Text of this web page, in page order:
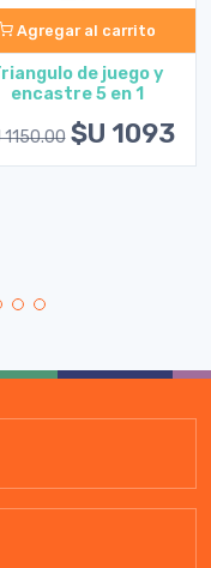
Agregar al carrito
de juego y
encastre 5 en 1
1150.00 $U 1093